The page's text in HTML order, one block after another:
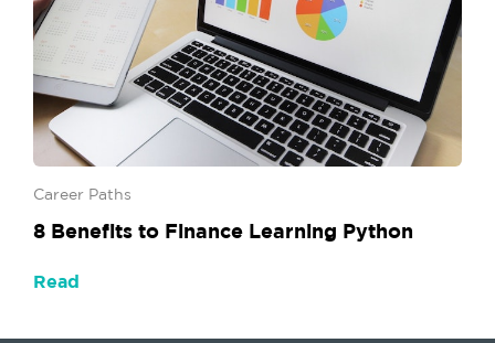
Career Paths
8 Benefits to Finance Learning Python
Read